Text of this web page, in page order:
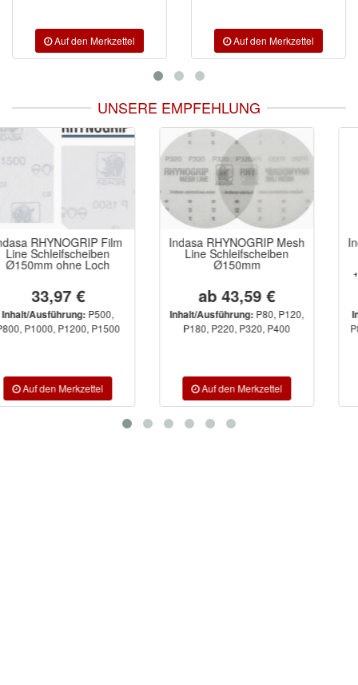
UNSERE EMPFEHLUNG
Indasa RHYNOGRIP Mesh
Line Schleifscheiben
Ø150mm
ab 43,59 €
Inhalt/Ausführung:
P80, P120,
P180, P220, P320, P400
Indasa RHYNOGRIP White
Line DELTA-
Schleifscheiben
ab 24,26 €
Inhalt/Ausführung:P40, P60,
P80, P100, P120, P150, P180,